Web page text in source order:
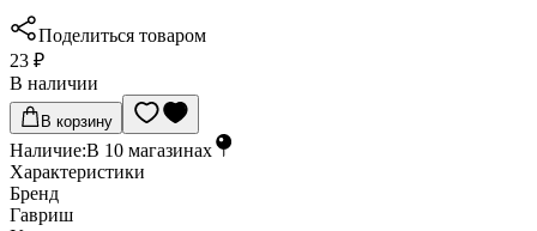
Поделиться товаром
23 ₽
В наличии
В корзину
Наличие:В 10 магазинах
Характеристики
Бренд
Гавриш